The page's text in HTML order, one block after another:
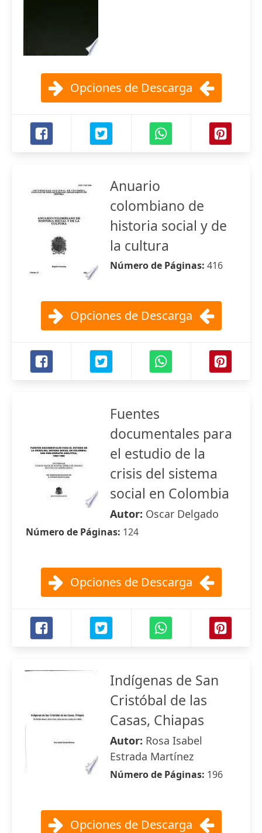
Opciones de Descarga
Anuario
colombiano de
historia social y de
la cultura
Número de Páginas: 416
Opciones de Descarga
Fuentes
documentales para
el estudio de la
crisis del sistema
social en Colombia
Autor: Oscar Delgado
Número de Páginas: 124
Opciones de Descarga
Indígenas de San
Cristóbal de las
Casas, Chiapas
Autor: Rosa Isabel
Estrada Martínez
Número de Páginas: 196
Opciones de Descarga